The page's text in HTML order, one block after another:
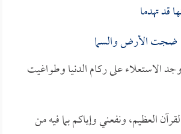
قد تهدما
الأرض والسما
الاستعلاء على ركام الدنيا وطواغيت
العظيم، ونفعني وإياكم بما فيه من